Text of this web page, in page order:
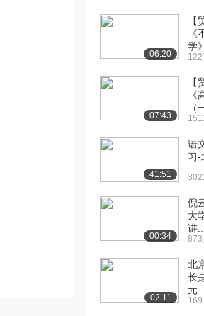
[10] 北京大学公开课：
[11] 北京大学公开课：
[12] 北京大学公开课：模
型：整体化教学设...
步快速入门翻转课...
型：我的学生适合...
[15] 北京大学公开课：
06:20
【
学
07:43
【
《
（
41:51
语
习-
00:34
倪
大
讲...
873
02:11
北
长
元...